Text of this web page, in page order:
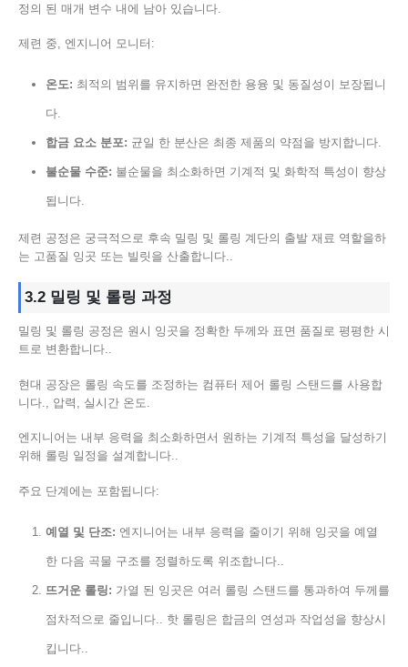
정의 된 매개 변수 내에 남아 있습니다.
제련 중, 엔지니어 모니터:
온도: 최적의 범위를 유지하면 완전한 용융 및 동질성이 보장됩니
다.
합금 요소 분포: 균일 한 분산은 최종 제품의 약점을 방지합니다.
불순물 수준: 불순물을 최소화하면 기계적 및 화학적 특성이 향상
됩니다.
제련 공정은 궁극적으로 후속 밀링 및 롤링 계단의 출발 재료 역할을하
는 고품질 잉곳 또는 빌릿을 산출합니다..
3.2 밀링 및 롤링 과정
밀링 및 롤링 공정은 원시 잉곳을 정확한 두께와 표면 품질로 평평한 시
트로 변환합니다..
현대 공장은 롤링 속도를 조정하는 컴퓨터 제어 롤링 스탠드를 사용합
니다., 압력, 실시간 온도.
엔지니어는 내부 응력을 최소화하면서 원하는 기계적 특성을 달성하기
위해 롤링 일정을 설계합니다..
주요 단계에는 포함됩니다:
예열 및 단조: 엔지니어는 내부 응력을 줄이기 위해 잉곳을 예열
한 다음 곡물 구조를 정렬하도록 위조합니다..
뜨거운 롤링: 가열 된 잉곳은 여러 롤링 스탠드를 통과하여 두께를
점차적으로 줄입니다.. 핫 롤링은 합금의 연성과 작업성을 향상시
킵니다..